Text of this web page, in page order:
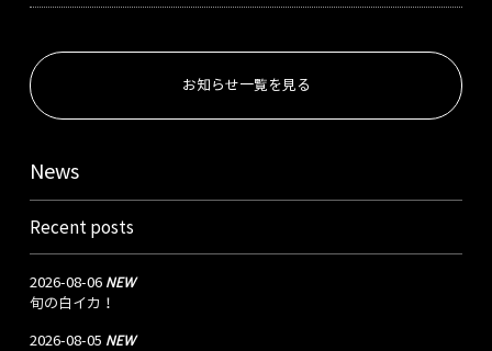
News
Recent posts
2026-08-06 NEW
旬の白イカ！
2026-08-05 NEW
お知らせ一覧を見る